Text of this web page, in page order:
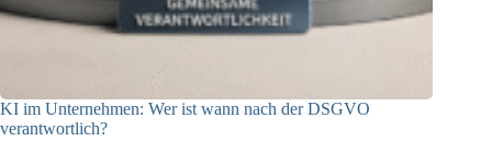
KI im Unternehmen: Wer ist wann nach der DSGVO
verantwortlich?